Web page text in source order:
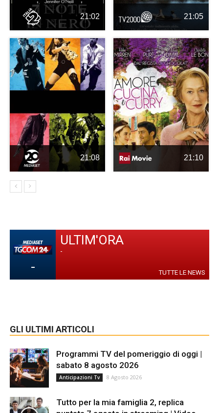
21:02 21:05
21:08 21:10
-
ULTIM'ORA
-
TUTTE LE NEWS
GLI ULTIMI ARTICOLI
Programmi TV del pomeriggio di oggi |
sabato 8 agosto 2026
Anticipazioni Tv 8 Agosto 2026
Tutto per la mia famiglia 2, replica